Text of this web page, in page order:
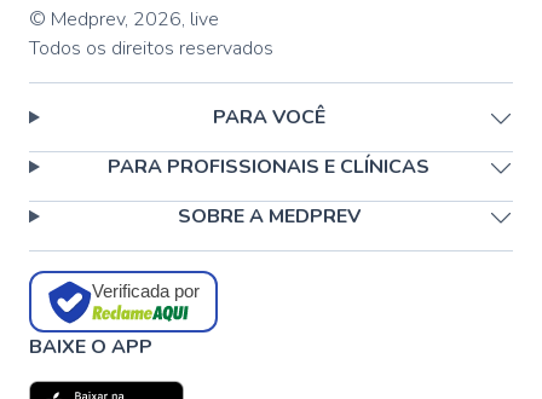
© Medprev, 2026, live
Todos os direitos reservados
PARA VOCÊ
PARA PROFISSIONAIS E CLÍNICAS
SOBRE A MEDPREV
Verificada por
BAIXE O APP